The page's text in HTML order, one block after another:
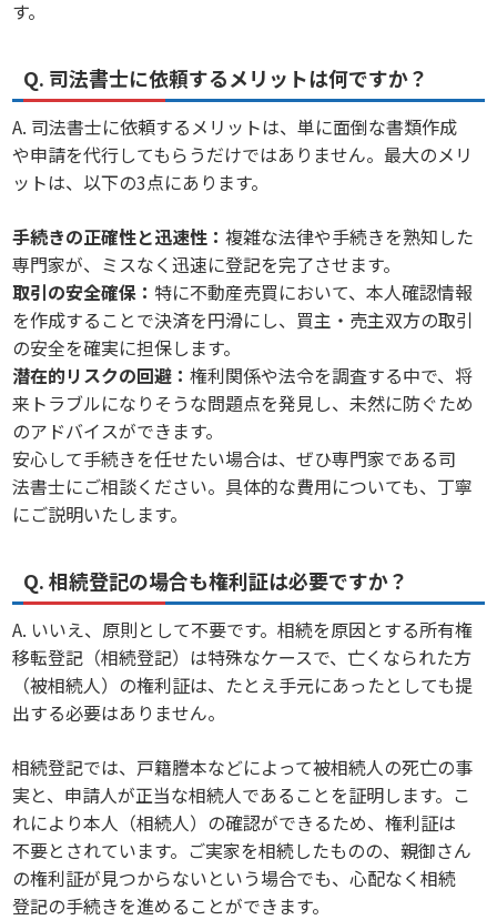
す。
Q. 司法書士に依頼するメリットは何ですか？
A. 司法書士に依頼するメリットは、単に面倒な書類作成
や申請を代行してもらうだけではありません。最大のメリ
ットは、以下の3点にあります。
手続きの正確性と迅速性：複雑な法律や手続きを熟知した
専門家が、ミスなく迅速に登記を完了させます。
取引の安全確保： 特に不動産売買において、本人確認情報
を作成することで決済を円滑にし、買主・売主双方の取引
の安全を確実に担保します。
潜在的リスクの回避：権利関係や法令を調査する中で、将
来トラブルになりそうな問題点を発見し、未然に防ぐため
のアドバイスができます。
安心して手続きを任せたい場合は、ぜひ専門家である司
法書士にご相談ください。具体的な費用についても、丁寧
にご説明いたします。
Q. 相続登記の場合も権利証は必要ですか？
A. いいえ、原則として不要です。相続を原因とする所有権
移転登記（相続登記）は特殊なケースで、亡くなられた方
（被相続人）の権利証は、たとえ手元にあったとしても提
出する必要はありません。
相続登記では、戸籍謄本などによって被相続人の死亡の事
実と、申請人が正当な相続人であることを証明します。こ
れにより本人（相続人）の確認ができるため、権利証は
不要とされています。ご実家を相続したものの、親御さん
の権利証が見つからないという場合でも、心配なく相続
登記の手続きを進めることができます。